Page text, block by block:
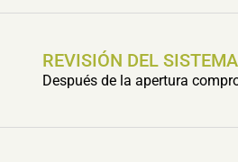
REVISIÓN DEL
Después de la apertura